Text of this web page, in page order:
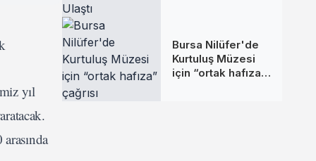
yıl
Bursa Nilüfer'de
Kurtuluş Müzesi
için “ortak hafıza”